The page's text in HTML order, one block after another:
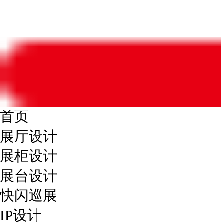
首页
展厅设计
展柜设计
展台设计
快闪巡展
IP设计